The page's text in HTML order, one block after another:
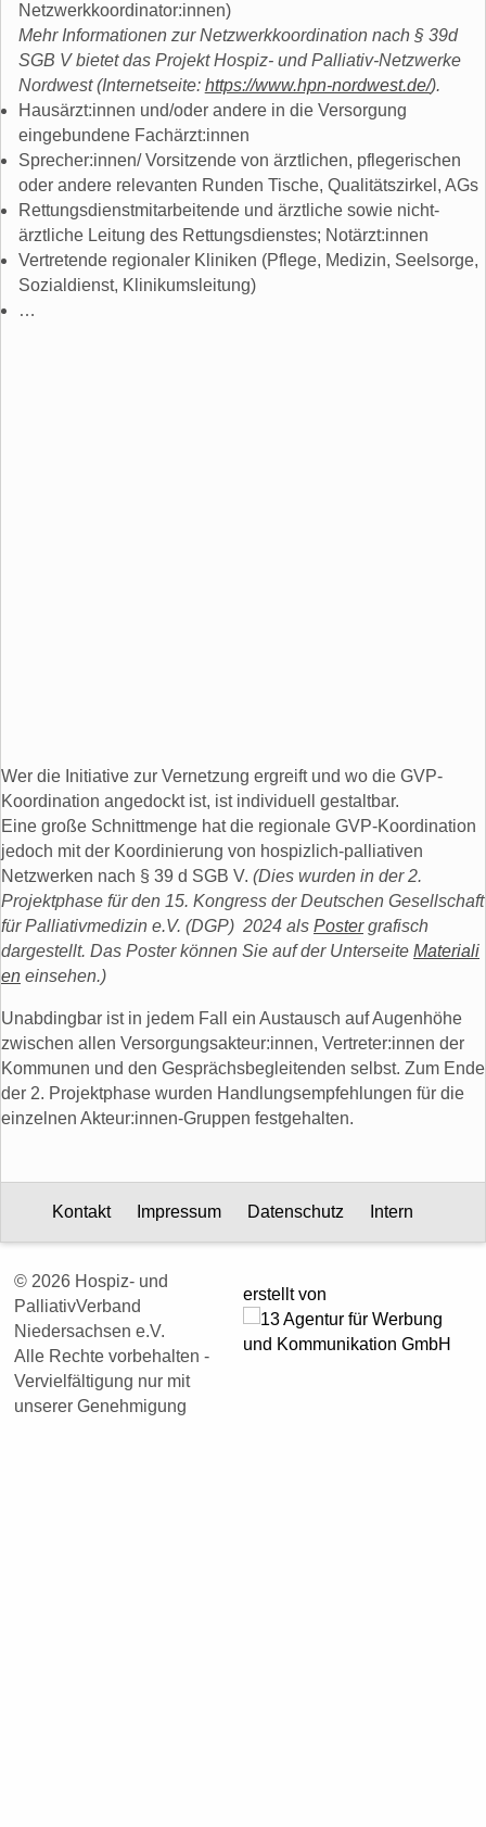
Netzwerkkoordinator:innen)
Mehr Informationen zur Netzwerkkoordination nach § 39d
SGB V bietet das Projekt Hospiz- und Palliativ-Netzwerke
Nordwest (Internetseite: https://www.hpn-nordwest.de/).
Hausärzt:innen und/oder andere in die Versorgung
eingebundene Fachärzt:innen
Sprecher:innen/ Vorsitzende von ärztlichen, pflegerischen
oder andere relevanten Runden Tische, Qualitätszirkel, AGs
Rettungsdienstmitarbeitende und ärztliche sowie nicht-
ärztliche Leitung des Rettungsdienstes; Notärzt:innen
Vertretende regionaler Kliniken (Pflege, Medizin, Seelsorge,
Sozialdienst, Klinikumsleitung)
…
Wer die Initiative zur Vernetzung ergreift und wo die GVP-
Koordination angedockt ist, ist individuell gestaltbar.
Eine große Schnittmenge hat die regionale GVP-Koordination
jedoch mit der Koordinierung von hospizlich-palliativen
Netzwerken nach § 39 d SGB V. (Dies wurden in der 2.
Projektphase für den 15. Kongress der Deutschen Gesellschaft
für Palliativmedizin e.V. (DGP) 2024 als Postergrafisch
dargestellt. Das Poster können Sie auf der Unterseite Materiali
en einsehen.)
Unabdingbar ist in jedem Fall ein Austausch auf Augenhöhe
zwischen allen Versorgungsakteur:innen, Vertreter:innen der
Kommunen und den Gesprächsbegleitenden selbst. Zum Ende
der 2. Projektphase wurden Handlungsempfehlungen für die
einzelnen Akteur:innen-Gruppen festgehalten.
Kontakt Impressum Datenschutz Intern
© 2026 Hospiz- und
PalliativVerband
Niedersachsen e.V.
Alle Rechte vorbehalten -
Vervielfältigung nur mit
unserer Genehmigung
erstellt von